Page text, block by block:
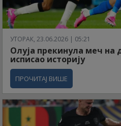
УТОРАК, 23.06.2026 | 05:21
Олуја прекинула меч на
исписао историју
ПРОЧИТАЈ ВИШЕ